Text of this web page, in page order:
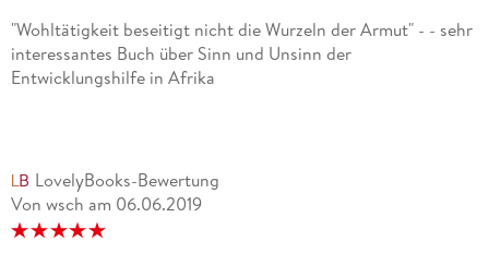
"Wohltätigkeit beseitigt nicht die Wurzeln der Armut" - - sehr
interessantes Buch über Sinn und Unsinn der
Entwicklungshilfe in Afrika
LovelyBooks-Bewertung
Von wsch am 06.06.2019